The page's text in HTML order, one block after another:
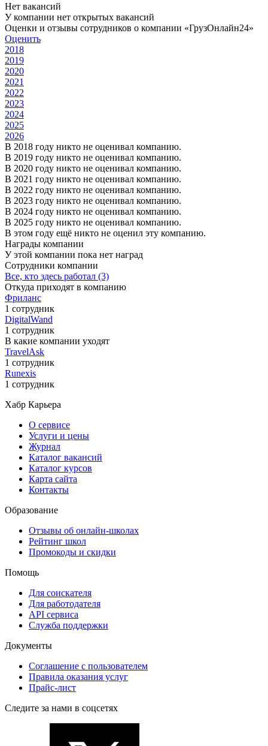
Нет вакансий
У компании нет открытых вакансий
Оценки и отзывы сотрудников о компании «ГрузОнлайн24»
Оценить
2018
2019
2020
2021
2022
2023
2024
2025
2026
В 2018 году никто не оценивал компанию.
В 2019 году никто не оценивал компанию.
В 2020 году никто не оценивал компанию.
В 2021 году никто не оценивал компанию.
В 2022 году никто не оценивал компанию.
В 2023 году никто не оценивал компанию.
В 2024 году никто не оценивал компанию.
В 2025 году никто не оценивал компанию.
В этом году ещё никто не оценил эту компанию.
Награды компании
У этой компании пока нет наград
Сотрудники компании
Все, кто здесь работал (3)
Откуда приходят в компанию
Фриланс
1 сотрудник
DigitalWand
1 сотрудник
В какие компании уходят
TravelAsk
1 сотрудник
Runexis
1 сотрудник
Хабр Карьера
О сервисе
Услуги и цены
Журнал
Каталог вакансий
Каталог курсов
Карта сайта
Контакты
Образование
Отзывы об онлайн-школах
Рейтинг школ
Промокоды и скидки
Помощь
Для соискателя
Для работодателя
API сервиса
Служба поддержки
Документы
Соглашение с пользователем
Правила оказания услуг
Прайс-лист
Следите за нами в соцсетях